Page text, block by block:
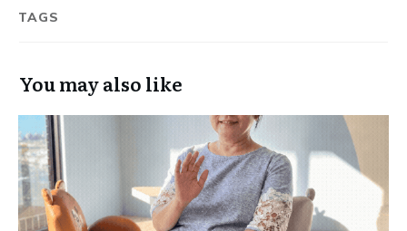
TAGS
You may also like